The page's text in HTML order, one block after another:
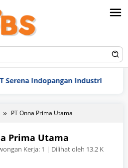
Indopangan Industri
PT Onna Prima Utama
Prima Utama
Kerja: 1 | Dilihat oleh 13.2 K